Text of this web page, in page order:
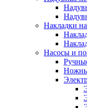
Накладки
Насосы и